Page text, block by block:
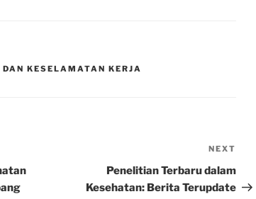
KESELAMATAN KERJA
Post
NEXT
Penelitian Terbaru dalam
Kesehatan: Berita Terupdate